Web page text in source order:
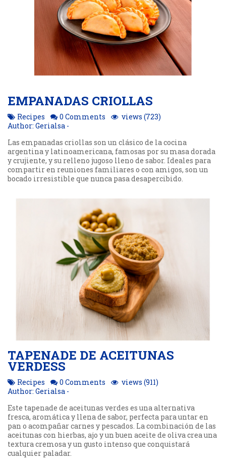
EMPANADAS CRIOLLAS
Recipes 0 Comments
views (723)
Author: Gerialsa -
Las empanadas criollas son un clásico de la cocina
argentina y latinoamericana, famosas por su masa dorada
y crujiente, y su relleno jugoso lleno de sabor. Ideales para
compartir en reuniones familiares o con amigos, son un
bocado irresistible que nunca pasa desapercibido.
TAPENADE DE ACEITUNAS
VERDESS
Recipes 0 Comments
views (911)
Author: Gerialsa -
Este tapenade de aceitunas verdes es una alternativa
fresca, aromática y llena de sabor, perfecta para untar en
pan o acompañar carnes y pescados. La combinación de las
aceitunas con hierbas, ajo y un buen aceite de oliva crea una
textura cremosa y un gusto intenso que conquistará
cualquier paladar.